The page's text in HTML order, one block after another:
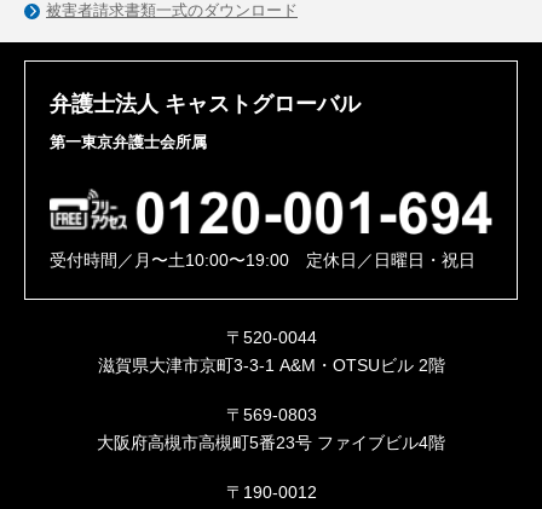
被害者請求書類一式のダウンロード
弁護士法人 キャストグローバル
第一東京弁護士会所属
受付時間／月〜土10:00〜19:00 定休日／日曜日・祝日
〒520-0044
滋賀県大津市京町3-3-1 A&M・OTSUビル 2階
〒569-0803
大阪府高槻市高槻町5番23号 ファイブビル4階
〒190-0012